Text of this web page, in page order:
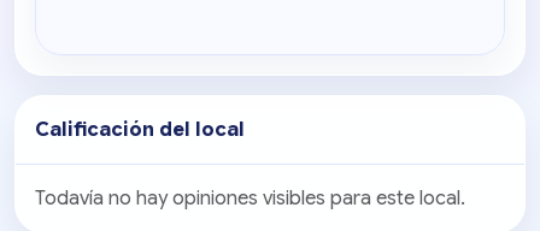
Calificación del local
Todavía no hay opiniones visibles para este local.